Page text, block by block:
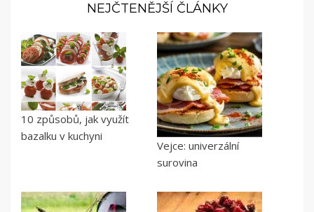
NEJČTENĚJŠÍ ČLÁNKY
10 způsobů, jak využít
bazalku v kuchyni
Vejce: univerzální
surovina